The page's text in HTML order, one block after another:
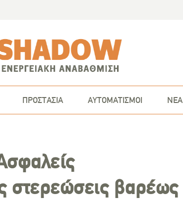
ΠΡΟΣΤΑΣΙΑ ΑΥΤΟΜΑΤΙΣΜΟΙ ΝΕΑ
στερεώσεις βαρέως